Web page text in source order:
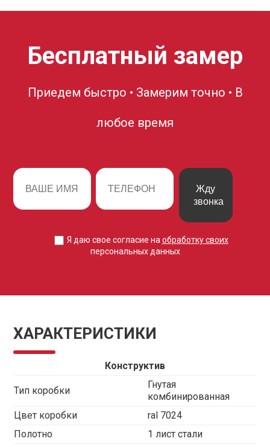
Бесплатный замер
Приедем быстро • Замерим точно • В
любое время
Жду
звонка
Я даю свое согласие на обработку своих
персональных данных
ХАРАКТЕРИСТИКИ
Конструктив
Тип коробки
Гнутая
комбинированная
Цвет коробки
ral 7024
Полотно
1 лист стали